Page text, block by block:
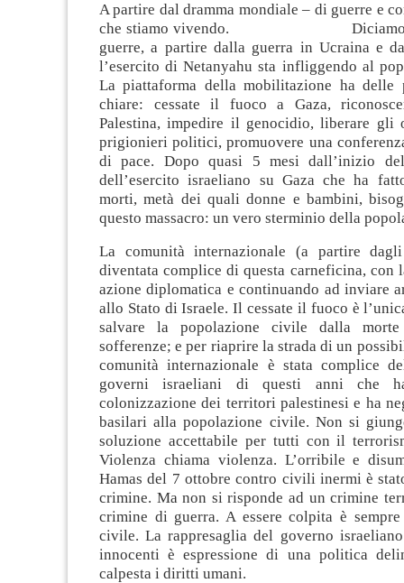
A partire dal dramma mondiale – di guerre e
che stiamo vivendo. Diciamo
guerre, a partire dalla guerra in Ucraina e
l’esercito di Netanyahu sta infliggendo al
La piattaforma della mobilitazione ha delle
chiare: cessate il fuoco a Gaza,
Palestina, impedire il genocidio, liberare gli
prigionieri politici, promuovere una
di pace. Dopo quasi 5 mesi dall’inizio
dell’esercito israeliano su Gaza che ha
morti, metà dei quali donne e bambini,
questo massacro: un vero sterminio della
La comunità internazionale (a partire
diventata complice di questa carneficina, con
azione diplomatica e continuando ad inviare
allo Stato di Israele. Il cessate il fuoco è
salvare la popolazione civile dalla
sofferenze; e per riaprire la strada di un
comunità internazionale è stata complice
governi israeliani di questi anni che
colonizzazione dei territori palestinesi e ha
basilari alla popolazione civile. Non si
soluzione accettabile per tutti con il
Violenza chiama violenza. L’orribile e
Hamas del 7 ottobre contro civili inermi è
crimine. Ma non si risponde ad un crimine
crimine di guerra. A essere colpita è
civile. La rappresaglia del governo
innocenti è espressione di una politica
calpesta i diritti umani.